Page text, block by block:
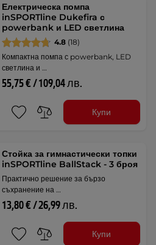
Електрическа помпа
inSPORTline Dukefira с
powerbank и LED светлина
4.8 (18)
Компактна помпа с powerbank, LED
светлина и …
55,75 € / 109,04 лв.
Купи
Стойка за гимнастически топки
inSPORTline BallStack - 3 броя
Практично решение за бързо
съхранение на …
13,80 € / 26,99 лв.
Купи